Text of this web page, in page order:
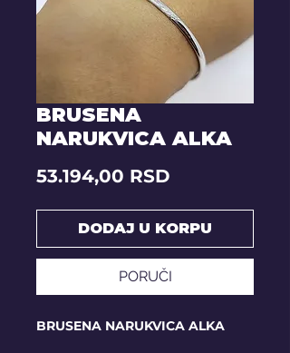
BRUSENA
NARUKVICA ALKA
53.194,00 RSD
DODAJ U KORPU
PORUČI
BRUSENA NARUKVICA ALKA